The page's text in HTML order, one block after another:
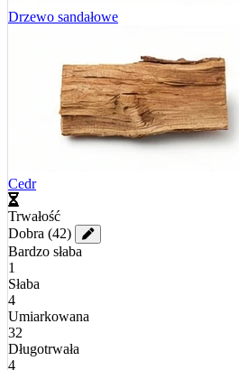
Drzewo sandałowe
Cedr
Trwałość
Dobra (42)
Bardzo słaba
1
Słaba
4
Umiarkowana
32
Długotrwała
4